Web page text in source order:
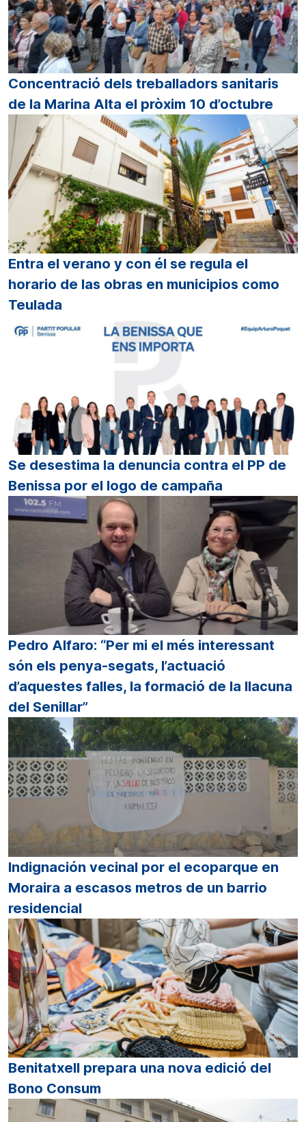
Concentració dels treballadors sanitaris
de la Marina Alta el pròxim 10 d’octubre
Entra el verano y con él se regula el
horario de las obras en municipios como
Teulada
Se desestima la denuncia contra el PP de
Benissa por el logo de campaña
Pedro Alfaro: “Per mi el més interessant
són els penya-segats, l’actuació
d’aquestes falles, la formació de la llacuna
del Senillar”
Indignación vecinal por el ecoparque en
Moraira a escasos metros de un barrio
residencial
Benitatxell prepara una nova edició del
Bono Consum